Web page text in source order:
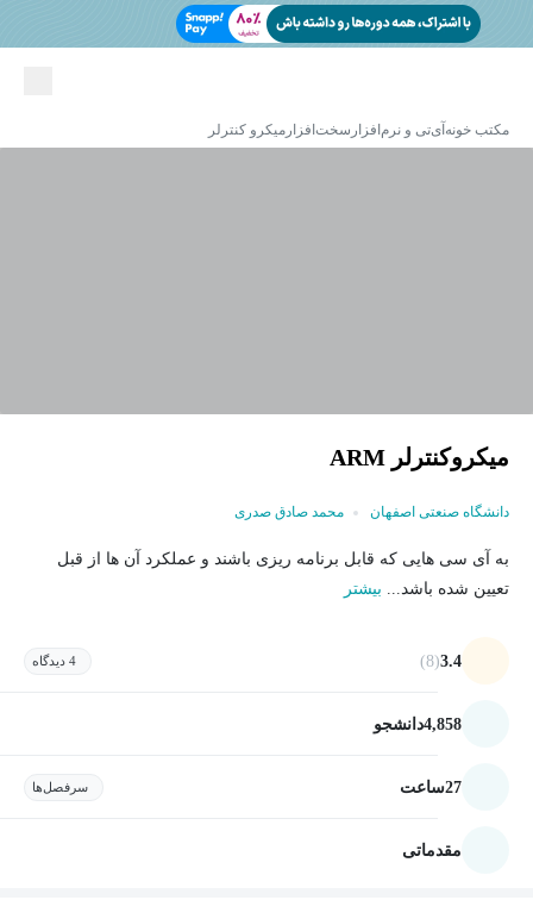
مکتب خونه آی‌تی و نرم‌افزار سخت‌افزار میکرو کنترلر
میکروکنترلر ARM
دانشگاه صنعتی اصفهان محمد صادق صدری
به آی سی هایی که قابل برنامه ریزی باشند و عملکرد آن ها از قبل
تعیین شده باشد... بیشتر
3.4
(8) 4 دیدگاه
4,858دانشجو
27ساعت سرفصل‌ها
مقدماتی